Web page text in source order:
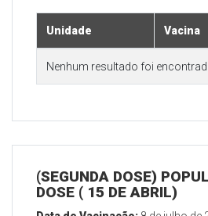
Unidade Vacina
Nenhum resultado foi
(SEGUNDA DOSE)
DOSE ( 15 DE ABRIL)